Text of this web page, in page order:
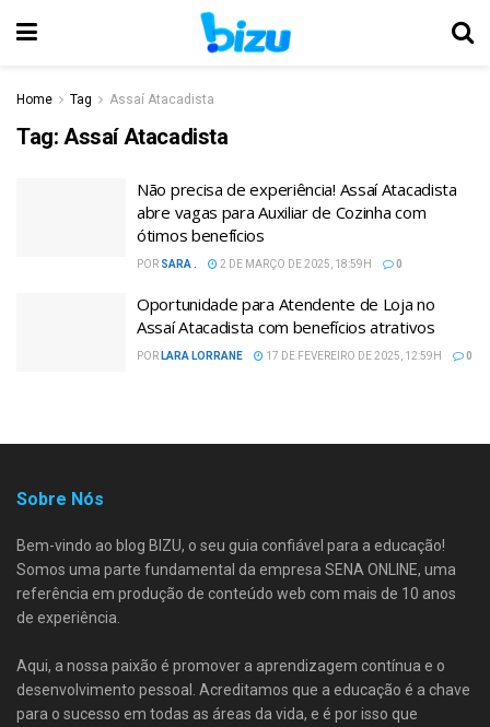
Home Tag Assaí Atacadista
Tag: Assaí Atacadista
Não precisa de experiência! Assaí Atacadista
abre vagas para Auxiliar de Cozinha com
ótimos benefícios
POR SARA . 2 DE MARÇO DE 2025, 18:59H 0
Oportunidade para Atendente de Loja no
Assaí Atacadista com benefícios atrativos
POR LARA LORRANE 17 DE FEVEREIRO DE 2025, 12:59H 0
Sobre Nós
Bem-vindo ao blog BIZU, o seu guia confiável para a educação!
Somos uma parte fundamental da empresa SENA ONLINE, uma
referência em produção de conteúdo web com mais de 10 anos
de experiência.
Aqui, a nossa paixão é promover a aprendizagem contínua e o
desenvolvimento pessoal. Acreditamos que a educação é a chave
para o sucesso em todas as áreas da vida, e é por isso que